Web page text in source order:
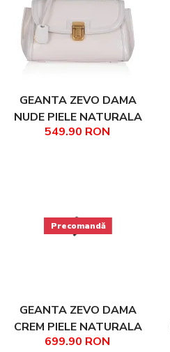
GEANTA ZEVO DAMA
NUDE PIELE NATURALA
ANIES
549.90 RON
Precomandă
GEANTA ZEVO DAMA
CREM PIELE NATURALA
VINTAGE PRINT FLORAL
699.90 RON